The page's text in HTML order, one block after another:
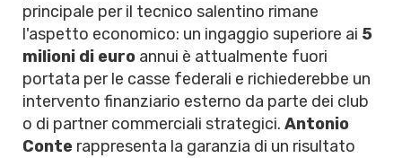
principale per il tecnico salentino rimane
l'aspetto economico: un ingaggio superiore ai 5
milioni di euro annui è attualmente fuori
portata per le casse federali e richiederebbe un
intervento finanziario esterno da parte dei club
o di partner commerciali strategici. Antonio
Conte rappresenta la garanzia di un risultato